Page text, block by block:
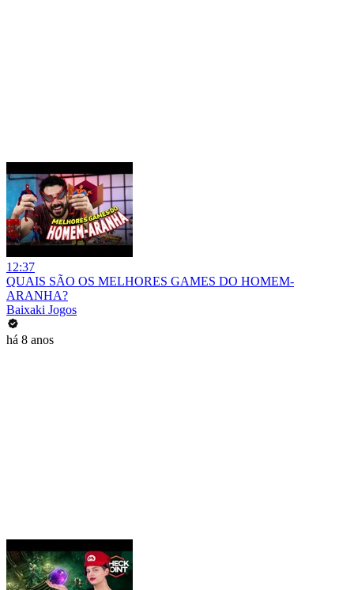
12:37
QUAIS SÃO OS MELHORES GAMES DO HOMEM-
ARANHA?
Baixaki Jogos
há 8 anos